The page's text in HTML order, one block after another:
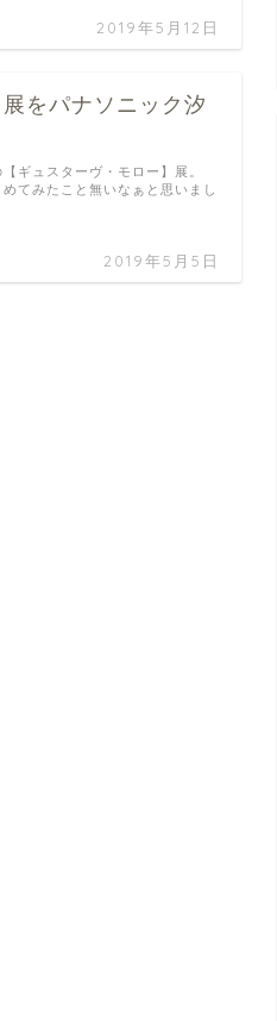
2019年5月12日
をパナソニック汐
2019年5月5日
ギュスターヴ・モロー】展。
てみたこと無いなぁと思いまし